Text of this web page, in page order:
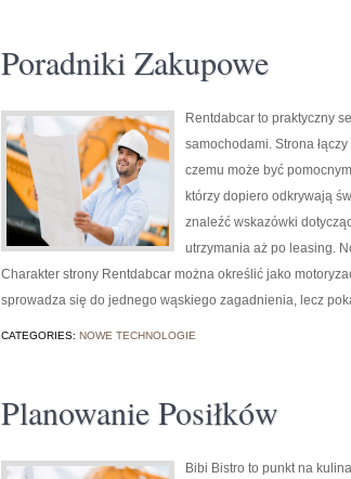
Poradniki Zakupowe
Rentdabcar to praktyczny
samochodami. Strona
czemu może być
którzy dopiero odkrywają
znaleźć wskazówki
utrzymania aż po leasing.
Charakter strony Rentdabcar można określić jako
sprowadza się do jednego wąskiego zagadnienia, lecz
CATEGORIES: NOWE TECHNOLOGIE
Planowanie Posiłków
Bibi Bistro to punkt na